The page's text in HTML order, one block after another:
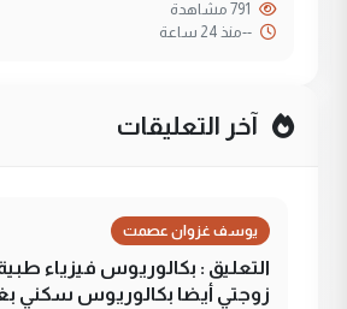
--منذ 24 ساعة
آخر التعليقات
يوسف غزوان عصمت
التعليق : بكالوريوس فيزياء
زوجتي أيضا بكالوريوس سكني